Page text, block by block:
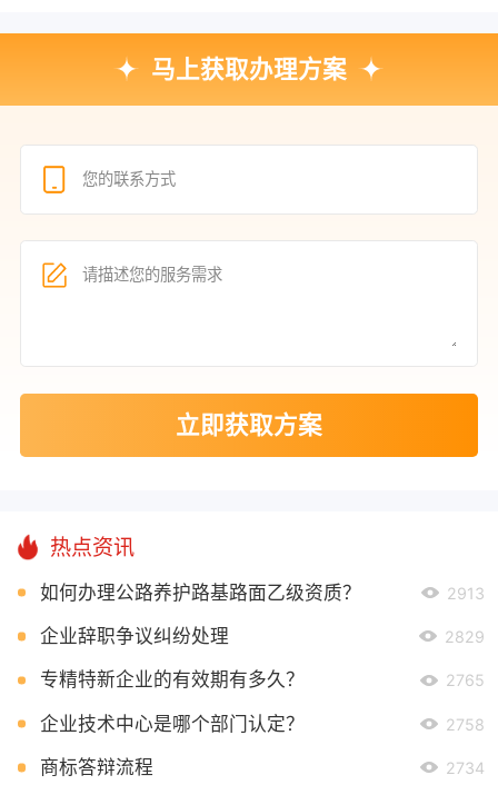
马上获取办理方案
立即获取方案
热点资讯
如何办理公路养护路基路面乙级资质？ 2913
企业辞职争议纠纷处理 2829
专精特新企业的有效期有多久？ 2765
企业技术中心是哪个部门认定？ 2758
商标答辩流程 2734